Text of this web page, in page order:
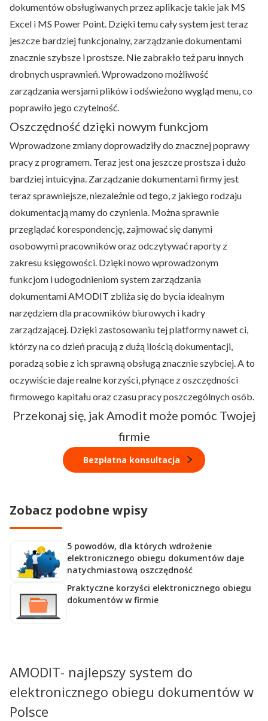
dokumentów obsługiwanych przez aplikacje takie jak MS
Excel i MS Power Point. Dzięki temu cały system jest teraz
jeszcze bardziej funkcjonalny, zarządzanie dokumentami
znacznie szybsze i prostsze. Nie zabrakło też paru innych
drobnych usprawnień. Wprowadzono możliwość
zarządzania wersjami plików i odświeżono wygląd menu, co
poprawiło jego czytelność.
Oszczędność dzięki nowym funkcjom
Wprowadzone zmiany doprowadziły do znacznej poprawy
pracy z programem. Teraz jest ona jeszcze prostsza i dużo
bardziej intuicyjna. Zarządzanie dokumentami firmy jest
teraz sprawniejsze, niezależnie od tego, z jakiego rodzaju
dokumentacją mamy do czynienia. Można sprawnie
przeglądać korespondencję, zajmować się danymi
osobowymi pracowników oraz odczytywać raporty z
zakresu księgowości. Dzięki nowo wprowadzonym
funkcjom i udogodnieniom system zarządzania
dokumentami AMODIT zbliża się do bycia idealnym
narzędziem dla pracowników biurowych i kadry
zarządzającej. Dzięki zastosowaniu tej platformy nawet ci,
którzy na co dzień pracują z dużą ilością dokumentacji,
poradzą sobie z ich sprawną obsługą znacznie szybciej. A to
oczywiście daje realne korzyści, płynące z oszczędności
firmowego kapitału oraz czasu pracy poszczególnych osób.
Przekonaj się, jak Amodit może pomóc Twojej
firmie
Bezpłatna konsultacja
Zobacz podobne wpisy
5 powodów, dla których wdrożenie
elektronicznego obiegu dokumentów daje
natychmiastową oszczędność
Praktyczne korzyści elektronicznego obiegu
dokumentów w firmie
AMODIT- najlepszy system do
elektronicznego obiegu dokumentów w
Polsce